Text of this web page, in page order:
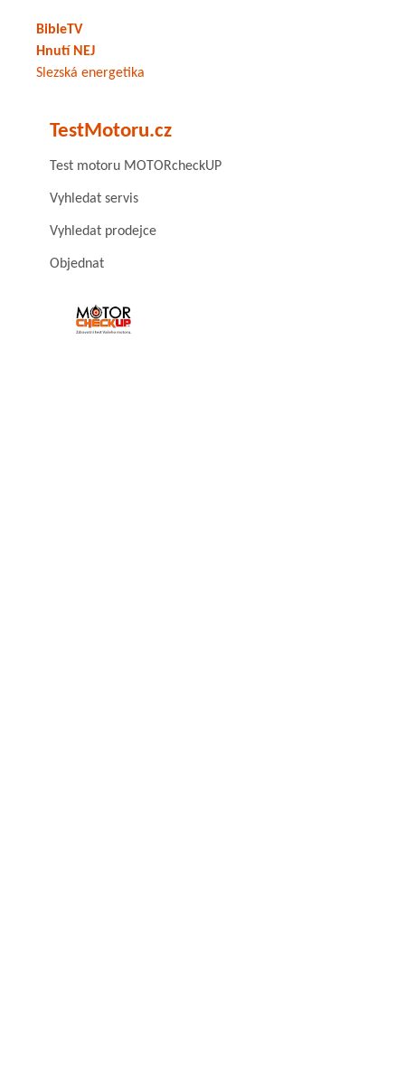
BibleTV
Hnutí NEJ
Slezská energetika
TestMotoru.cz
Test motoru MOTORcheckUP
Vyhledat servis
Vyhledat prodejce
Objednat